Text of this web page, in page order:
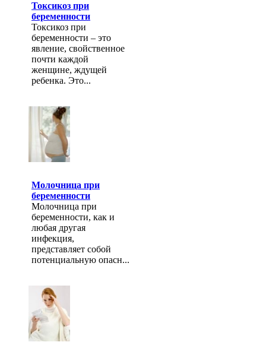
Токсикоз при
беременности
Токсикоз при
беременности – это
явление, свойственное
почти каждой
женщине, ждущей
ребенка. Это...
Молочница при
беременности
Молочница при
беременности, как и
любая другая
инфекция,
представляет собой
потенциальную опасн...